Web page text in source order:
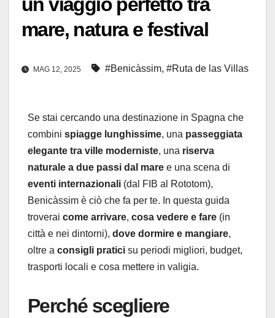
mare, natura e festival
MAG 12, 2025 #Benicàssim, #Ruta de las Villas
Se stai cercando una destinazione in Spagna che
combini spiagge lunghissime, una passeggiata
elegante tra ville moderniste, una riserva
naturale a due passi dal mare e una scena di
eventi internazionali (dal FIB al Rototom),
Benicàssim è ciò che fa per te. In questa guida
troverai come arrivare, cosa vedere e fare (in
città e nei dintorni), dove dormire e mangiare,
oltre a consigli pratici su periodi migliori, budget,
trasporti locali e cosa mettere in valigia.
Perché scegliere